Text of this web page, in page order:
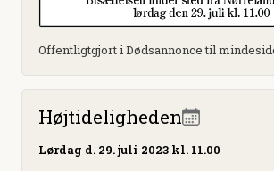
Offentligtgjort i Dødsannonce til
Højtideligheden
Lørdag d. 29. juli 2023 kl. 11.00